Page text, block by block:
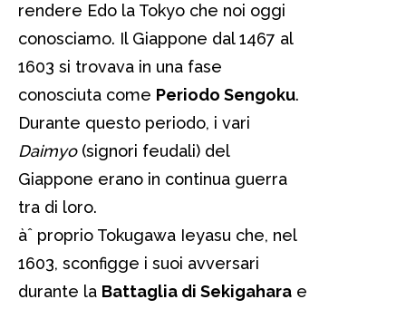
rendere Edo la Tokyo che noi oggi
conosciamo. Il Giappone dal 1467 al
1603 si trovava in una fase
conosciuta come Periodo Sengoku.
Durante questo periodo, i vari
Daimyo(signori feudali) del
Giappone erano in continua guerra
tra di loro.
àˆ proprio Tokugawa Ieyasu che, nel
1603, sconfigge i suoi avversari
durante la Battaglia di Sekigahara e